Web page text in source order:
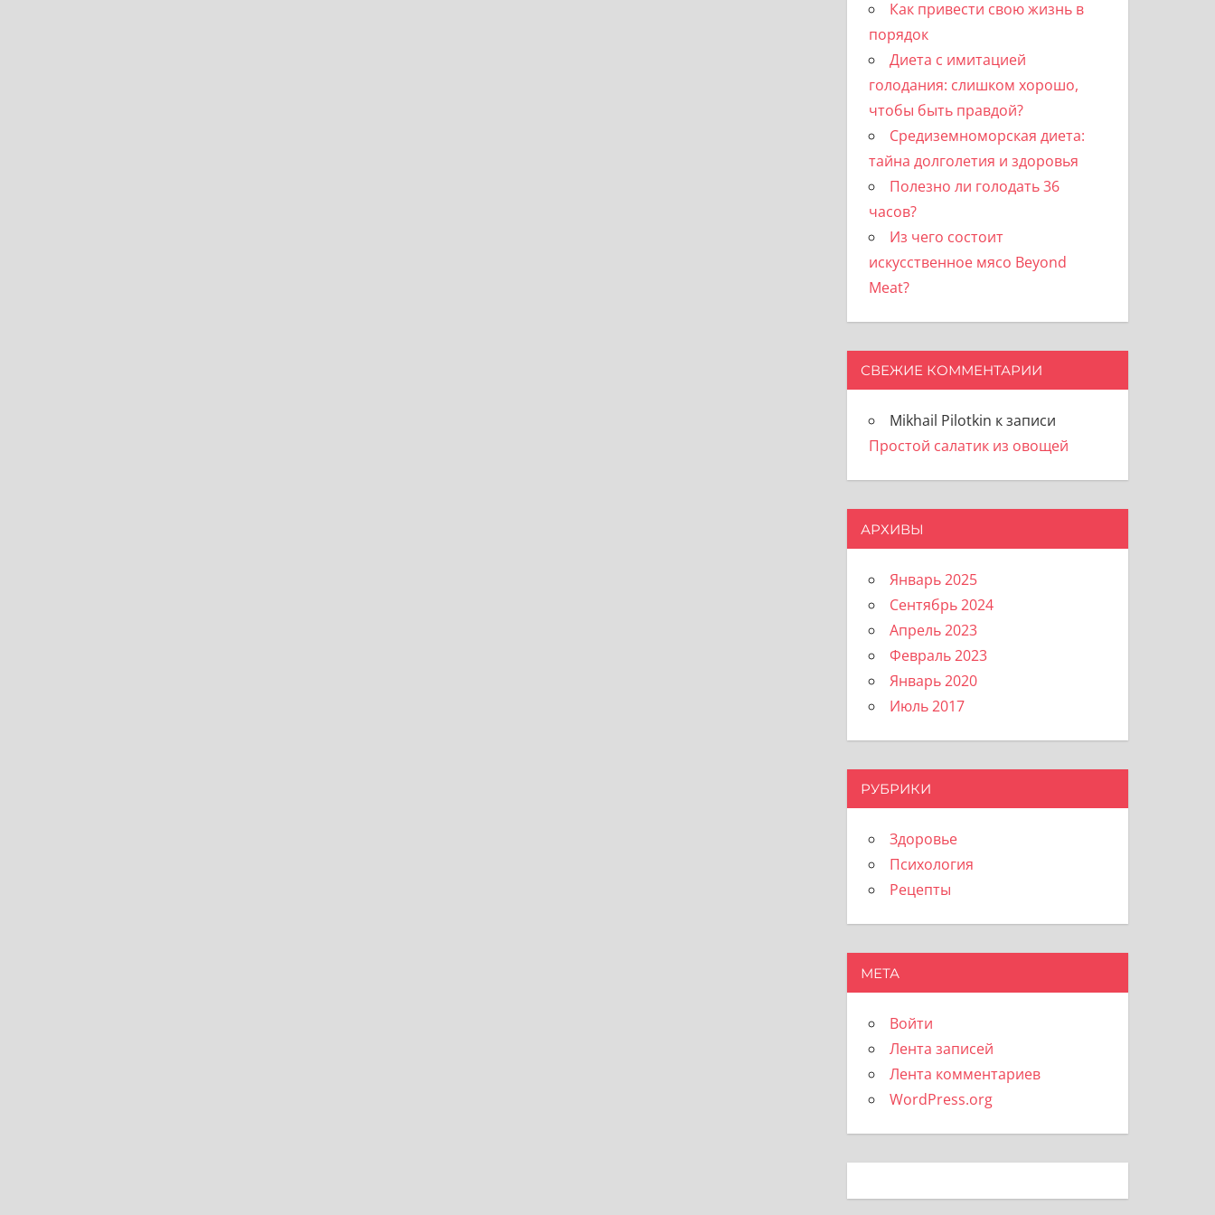
Как привести свою жизнь в
порядок
Диета с имитацией
голодания: слишком хорошо,
чтобы быть правдой?
Средиземноморская диета:
тайна долголетия и здоровья
Полезно ли голодать 36
часов?
Из чего состоит
искусственное мясо Beyond
Meat?
СВЕЖИЕ КОММЕНТАРИИ
Mikhail Pilotkin к записи
Простой салатик из овощей
АРХИВЫ
Январь 2025
Сентябрь 2024
Апрель 2023
Февраль 2023
Январь 2020
Июль 2017
РУБРИКИ
Здоровье
Психология
Рецепты
МЕТА
Войти
Лента записей
Лента комментариев
WordPress.org